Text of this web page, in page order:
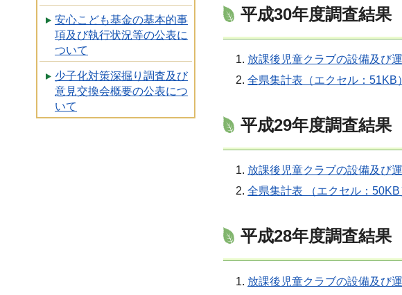
安心こども基金の基本的事
項及び執行状況等の公表に
ついて
少子化対策深掘り調査及び
意見交換会概要の公表につ
いて
平成30年度調査結果
放課後児童クラブの設備及び
全県集計表（エクセル：51KB）
平成29年度調査結果
放課後児童クラブの設備及び
全県集計表 （エクセル：50KB
平成28年度調査結果
放課後児童クラブの設備及び